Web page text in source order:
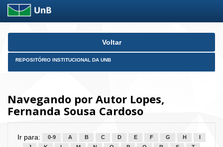
Skip
Voltar
REPOSITÓRIO INSTITUCIONAL DA UNB
Navegando por Autor Lopes,
Fernanda Sousa Cardoso
Ir para: 0-9 A B C D E F G H